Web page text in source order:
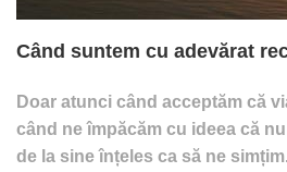
Când suntem cu adevărat
Doar atunci când acceptăm că
când ne împăcăm cu ideea că
de la sine înțeles ca să ne